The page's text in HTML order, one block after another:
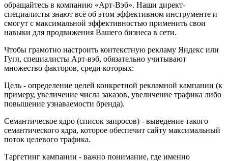
обращайтесь в компанию «Арт-Вэб». Наши директ-
специалисты знают всё об этом эффективном инструменте и
смогут с максимальной эффективностью применить свои
навыки для продвижения Вашего бизнеса в сети.
Чтобы грамотно настроить контекстную рекламу Яндекс или
Гугл, специалисты Арт-вэб, обязательно учитывают
множество факторов, среди которых:
Цель - определение целей конкретной рекламной кампании (к
примеру, увеличение числа заказов, увеличение трафика либо
повышение узнаваемости бренда).
Семантическое ядро (список запросов) - выведение такого
семантического ядра, которое обеспечит сайту максимальный
поток целевого трафика.
Таргетинг кампании - важно понимание, где именно